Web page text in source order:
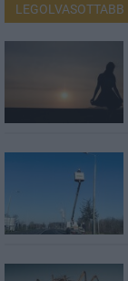
LEGOLVASOTTABB